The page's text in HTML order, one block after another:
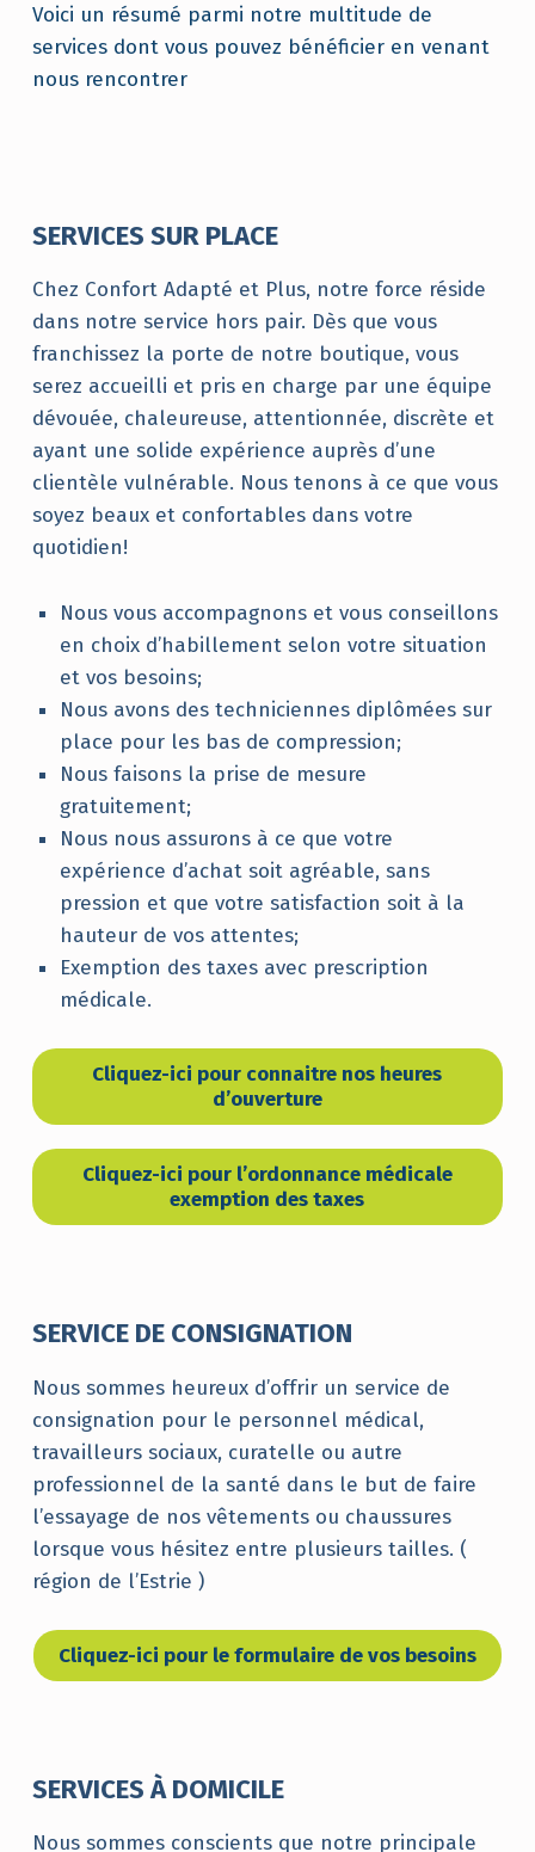
Voici un résumé parmi notre multitude de
services dont vous pouvez bénéficier en venant
nous rencontrer
SERVICES SUR PLACE
Chez Confort Adapté et Plus, notre force réside
dans notre service hors pair. Dès que vous
franchissez la porte de notre boutique, vous
serez accueilli et pris en charge par une équipe
dévouée, chaleureuse, attentionnée, discrète et
ayant une solide expérience auprès d’une
clientèle vulnérable. Nous tenons à ce que vous
soyez beaux et confortables dans votre
quotidien!
Nous vous accompagnons et vous conseillons
en choix d’habillement selon votre situation
et vos besoins;
Nous avons des techniciennes diplômées sur
place pour les bas de compression;
Nous faisons la prise de mesure
gratuitement;
Nous nous assurons à ce que votre
expérience d’achat soit agréable, sans
pression et que votre satisfaction soit à la
hauteur de vos attentes;
Exemption des taxes avec prescription
médicale.
Cliquez-ici pour connaitre nos heures
d’ouverture
Cliquez-ici pour l’ordonnance médicale
exemption des taxes
SERVICE DE CONSIGNATION
Nous sommes heureux d’offrir un service de
consignation pour le personnel médical,
travailleurs sociaux, curatelle ou autre
professionnel de la santé dans le but de faire
l’essayage de nos vêtements ou chaussures
lorsque vous hésitez entre plusieurs tailles. (
région de l’Estrie )
Cliquez-ici pour le formulaire de vos besoins
SERVICES À DOMICILE
Nous sommes conscients que notre principale